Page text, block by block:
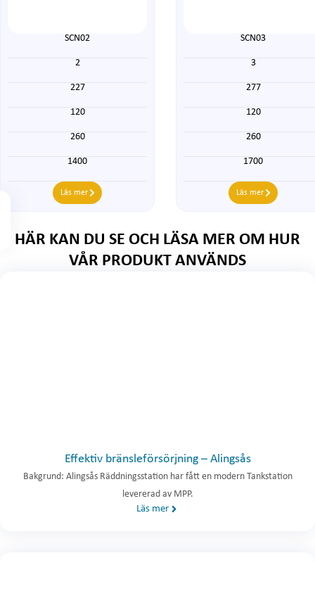
SCN02
2
227
120
260
1400
Läs mer
SCN03
3
277
120
260
1700
Läs mer
HÄR KAN DU SE OCH LÄSA MER OM HUR
VÅR PRODUKT ANVÄNDS
Effektiv bränsleförsörjning – Alingsås
Bakgrund: Alingsås Räddningsstation har fått en modern Tankstation
levererad av MPP.
Läs mer